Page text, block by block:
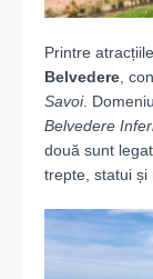
Printre
Belvedere,
Savoi.
Belvedere
două sunt
trepte, statui și